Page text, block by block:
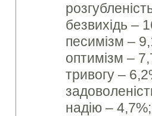
безвихідь –
песимізм –
оптимізм –
тривогу –
надію – 4,7%;